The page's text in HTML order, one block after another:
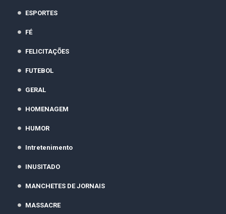
ESPORTES
FÉ
FELICITAÇÕES
FUTEBOL
GERAL
HOMENAGEM
HUMOR
Intretenimento
INUSITADO
MANCHETES DE JORNAIS
MASSACRE